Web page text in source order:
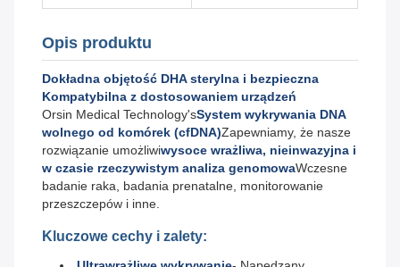
Opis produktu
Dokładna objętość DHA sterylna i bezpieczna
Kompatybilna z dostosowaniem urządzeń
Orsin Medical Technology'sSystem wykrywania DNA
wolnego od komórek (cfDNA)Zapewniamy, że nasze
rozwiązanie umożliwiwysoce wrażliwa, nieinwazyjna i
w czasie rzeczywistym analiza genomowaWczesne
badanie raka, badania prenatalne, monitorowanie
przeszczepów i inne.
Kluczowe cechy i zalety: